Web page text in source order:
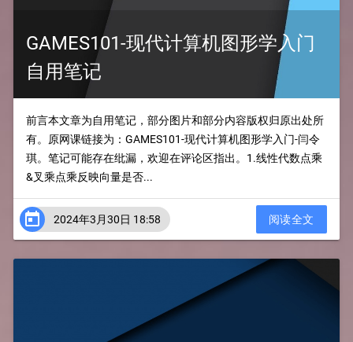
GAMES101-现代计算机图形学入门
自用笔记
前言本文章为自用笔记，部分图片和部分内容版权归原出处所
有。原网课链接为：GAMES101-现代计算机图形学入门-闫令
琪。笔记可能存在纰漏，欢迎在评论区指出。1.线性代数点乘
&叉乘点乘反映向量是否...
 2024年3月30日 18:58 阅读全文